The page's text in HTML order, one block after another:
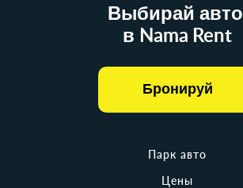
Парк авто
Цены
Выбирай авто
в Nama Rent
Бронируй